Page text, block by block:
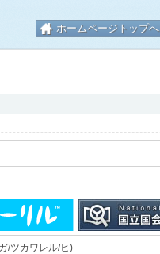
ホームページトップへ
/ツカワレル/ヒ)